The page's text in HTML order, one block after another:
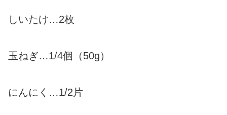
しいたけ…2枚
玉ねぎ…1/4個（50g）
にんにく…1/2片